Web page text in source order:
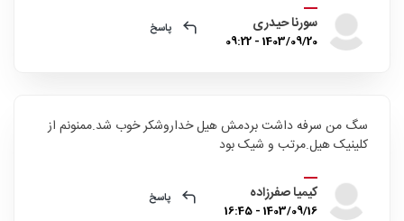
سورنا حیدری
1403/09/20 - 09:22
پاسخ
سگ من سرفه داشت بردمش هیل خداروشکر خوب شد.ممنونم از
کلینیک هیل.مرتب و شیک بود
کیمیا صفرزاده
1403/09/16 - 16:45
پاسخ